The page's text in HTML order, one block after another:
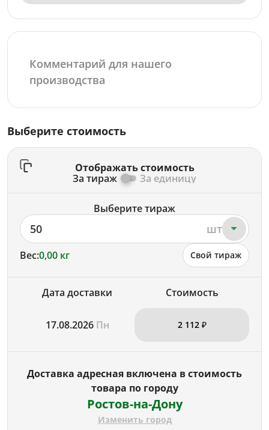
Выберите стоимость
Отображать стоимость
За тираж
За единицу
Выберите тираж
50 шт
Вес:0,00 кг Свой тираж
Дата доставки
17.08.2026 Пн
Стоимость
2 112 ₽
Доставка адресная включена в стоимость
товара по городу
Ростов-на-Дону
Изменить город